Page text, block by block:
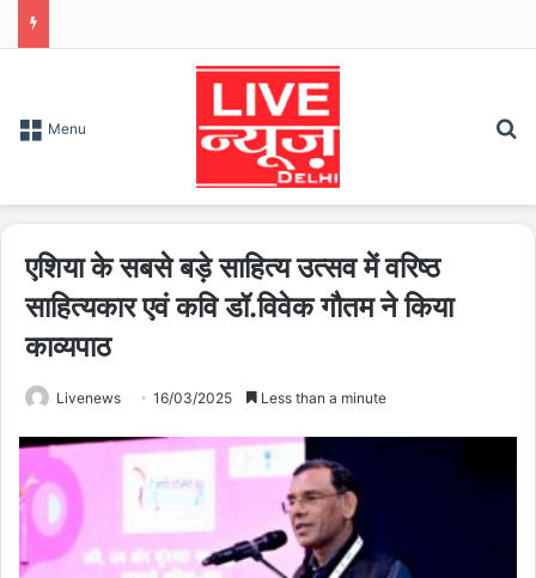
Menu
एशिया के सबसे बड़े साहित्य उत्सव में वरिष्ठ
साहित्यकार एवं कवि डॉ.विवेक गौतम ने किया
काव्यपाठ
Livenews 16/03/2025 Less than a minute